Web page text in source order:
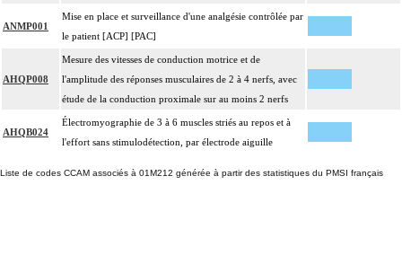
ANMP001
Mise en place et surveillance d'une analgésie contrôlée par
le patient [ACP] [PAC]
AHQP008
Mesure des vitesses de conduction motrice et de
l'amplitude des réponses musculaires de 2 à 4 nerfs, avec
étude de la conduction proximale sur au moins 2 nerfs
AHQB024
Électromyographie de 3 à 6 muscles striés au repos et à
l'effort sans stimulodétection, par électrode aiguille
Liste de codes CCAM associés à 01M212 générée à partir des statistiques du PMSI français